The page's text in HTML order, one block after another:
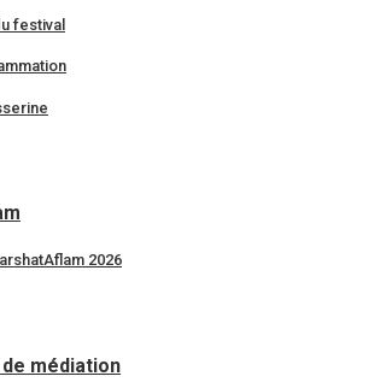
festival
2026
médiation